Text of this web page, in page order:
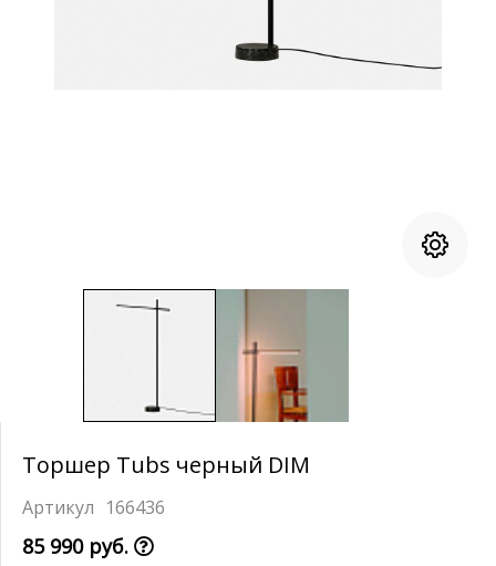
Торшер Tubs черный DIM
166436
85 990 руб.